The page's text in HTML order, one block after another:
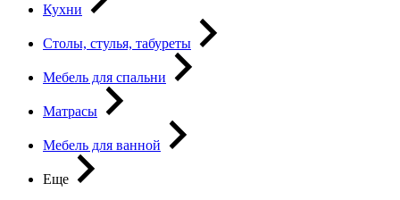
Кухни
Столы, стулья, табуреты
Мебель для спальни
Матрасы
Мебель для ванной
Еще